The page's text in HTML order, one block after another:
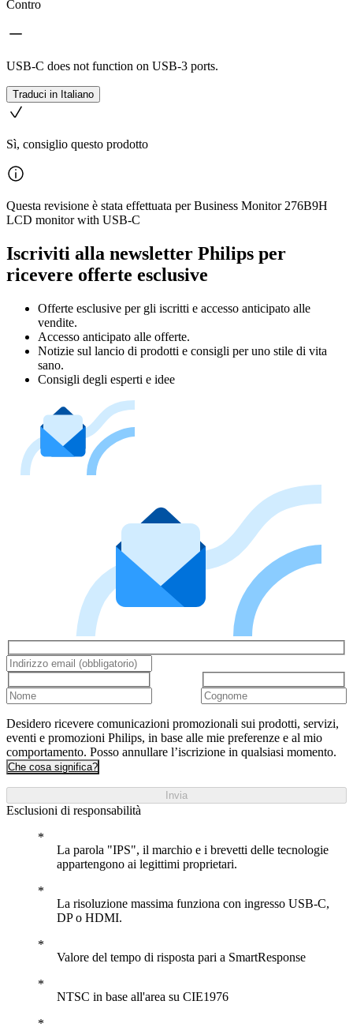
Contro
USB-C does not function on USB-3 ports.
Traduci in Italiano
Sì, consiglio questo prodotto
Questa revisione è stata effettuata per Business Monitor 276B9H
LCD monitor with USB-C
Iscriviti alla newsletter Philips per
ricevere offerte esclusive
Offerte esclusive per gli iscritti e accesso anticipato alle
vendite.
Accesso anticipato alle offerte.
Notizie sul lancio di prodotti e consigli per uno stile di vita
sano.
Consigli degli esperti e idee
Desidero ricevere comunicazioni promozionali sui prodotti, servizi,
eventi e promozioni Philips, in base alle mie preferenze e al mio
comportamento. Posso annullare l’iscrizione in qualsiasi momento.
Che cosa significa?
Invia
Esclusioni di responsabilità
La parola "IPS", il marchio e i brevetti delle tecnologie
appartengono ai legittimi proprietari.
La risoluzione massima funziona con ingresso USB-C,
DP o HDMI.
Valore del tempo di risposta pari a SmartResponse
NTSC in base all'area su CIE1976